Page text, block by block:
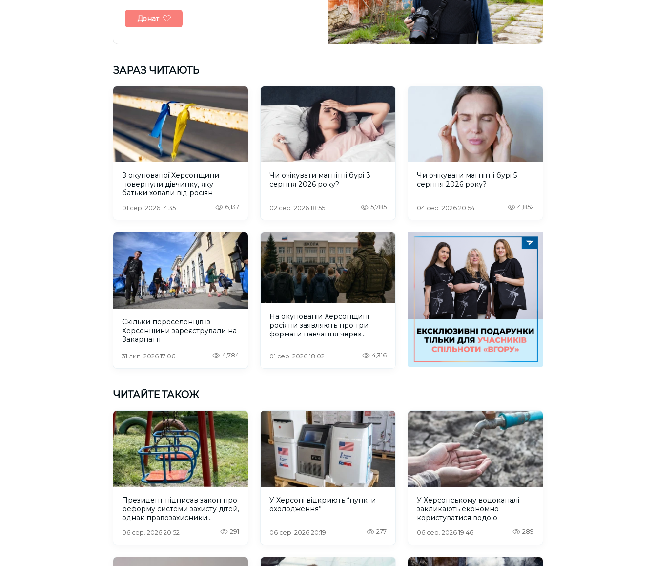
Донат
ЗАРАЗ ЧИТАЮТЬ
З окупованої Херсонщини
повернули дівчинку, яку
батьки ховали від росіян
01 сер. 2026 14:35 6,137
Чи очікувати магнітні бурі 3
серпня 2026 року?
02 сер. 2026 18:55 5,785
Чи очікувати магнітні бурі 5
серпня 2026 року?
04 сер. 2026 20:54 4,852
Скільки переселенців із
Херсонщини зареєстрували на
Закарпатті
31 лип. 2026 17:06 4,784
На окупованій Херсонщині
росіяни заявляють про три
формати навчання через
01 сер. 2026 18:02 4,316
ЧИТАЙТЕ ТАКОЖ
Президент підписав закон про
реформу системи захисту дітей,
однак правозахисники
06 сер. 2026 20:52 291
У Херсоні відкриють “пункти
охолодження”
06 сер. 2026 20:19 277
У Херсонському водоканалі
закликають економно
користуватися водою
06 сер. 2026 19:46 289